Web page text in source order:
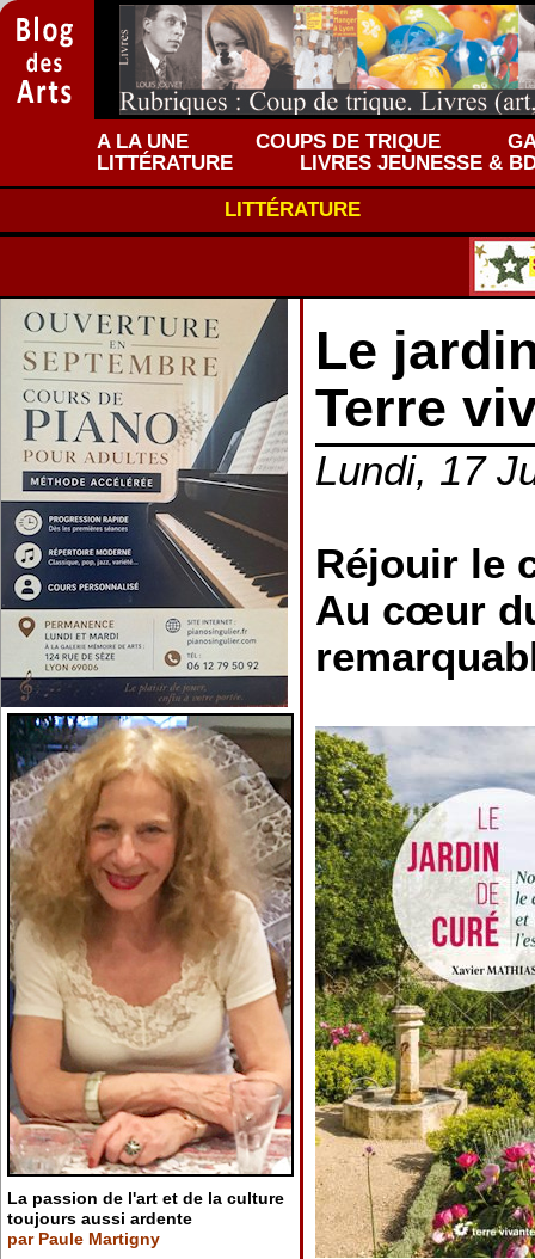
A LA UNE COUPS DE TRIQUE
LITTÉRATURE
LIVRES JEUNESSE &
LITTÉRATURE
La passion de l'art et de la culture
toujours aussi ardente
par Paule Martigny
Le
Terre
Lundi, 17
Réjouir le
Au cœur